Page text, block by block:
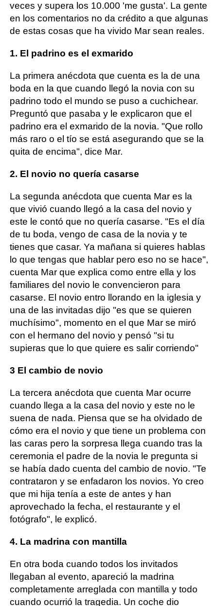
veces y supera los 10.000 'me gusta'. La gente
en los comentarios no da crédito a que algunas
de estas cosas que ha vivido Mar sean reales.
1. El padrino es el exmarido
La primera anécdota que cuenta es la de una
boda en la que cuando llegó la novia con su
padrino todo el mundo se puso a cuchichear.
Preguntó que pasaba y le explicaron que el
padrino era el exmarido de la novia. "Que rollo
más raro o el tío se está asegurando que se la
quita de encima", dice Mar.
2. El novio no quería casarse
La segunda anécdota que cuenta Mar es la
que vivió cuando llegó a la casa del novio y
este le contó que no quería casarse. "Es el día
de tu boda, vengo de casa de la novia y te
tienes que casar. Ya mañana si quieres hablas
lo que tengas que hablar pero eso no se hace",
cuenta Mar que explica como entre ella y los
familiares del novio le convencieron para
casarse. El novio entro llorando en la iglesia y
una de las invitadas dijo "es que se quieren
muchísimo", momento en el que Mar se miró
con el hermano del novio y pensó "si tu
supieras que lo que quiere es salir corriendo"
3 El cambio de novio
La tercera anécdota que cuenta Mar ocurre
cuando llega a la casa del novio y este no le
suena de nada. Piensa que se ha olvidado de
cómo era el novio y que tiene un problema con
las caras pero la sorpresa llega cuando tras la
ceremonia el padre de la novia le pregunta si
se había dado cuenta del cambio de novio. "Te
contrataron y se enfadaron los novios. Yo creo
que mi hija tenía a este de antes y han
aprovechado la fecha, el restaurante y el
fotógrafo", le explicó.
4. La madrina con mantilla
En otra boda cuando todos los invitados
llegaban al evento, apareció la madrina
completamente arreglada con mantilla y todo
cuando ocurrió la tragedia. Un coche dio